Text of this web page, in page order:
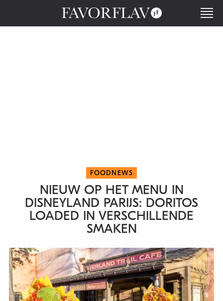
FOODNEWS
NIEUW OP HET MENU IN
DISNEYLAND PARIJS: DORITOS
LOADED IN VERSCHILLENDE
SMAKEN